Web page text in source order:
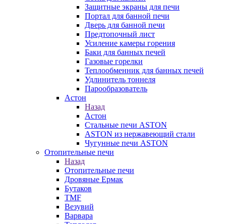
Защитные экраны для печи
Портал для банной печи
Дверь для банной печи
Предтопочный лист
Усиление камеры горения
Баки для банных печей
Газовые горелки
Теплообменник для банных печей
Удлинитель тоннеля
Парообразователь
Астон
Назад
Астон
Стальные печи ASTON
ASTON из нержавеющий стали
Чугунные печи ASTON
Отопительные печи
Назад
Отопительные печи
Дровяные Ермак
Бутаков
TMF
Везувий
Варвара